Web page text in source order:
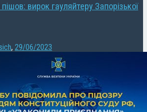
вирок гауляйтеру Запорізької
, 29/06/2023